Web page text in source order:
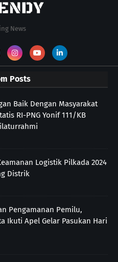
News
Posts
Baik Dengan Masyarakat
RI-PNG Yonif 111/KB
Logistik Pilkada 2024
Distrik
Pengamanan Pemilu,
Ikuti Apel Gelar Pasukan Hari